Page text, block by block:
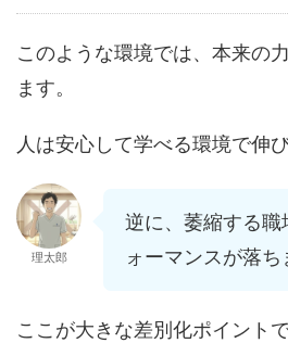
このような環境では、本来の
ます。
人は安心して学べる環境で伸
理太郎
逆に、萎縮する職
ォーマンスが落ち
ここが大きな差別化ポイントで